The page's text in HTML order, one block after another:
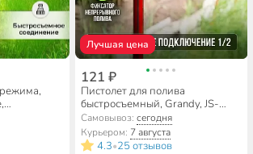
JS-301
Лучшая цена
121 ₽
Пистолет для полива
быстросъемный, Grandy, JS-
9339
Самовывоз: сегодня
Курьером: 7 августа
4.3•25 отзывов